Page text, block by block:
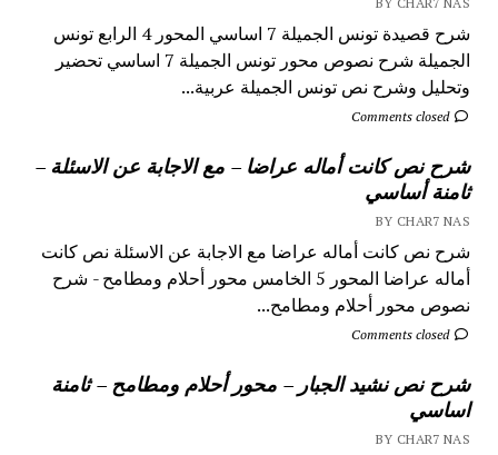
شرح قصيدة تونس الجميلة 7 اساسي المحور 4 الرابع تونس
الجميلة شرح نصوص محور تونس الجميلة 7 اساسي تحضير
وتحليل وشرح نص تونس الجميلة عربية...
Comments closed
شرح نص كانت أماله عراضا – مع الاجابة عن الاسئلة –
ثامنة أساسي
BY CHAR7 NAS
شرح نص كانت أماله عراضا مع الاجابة عن الاسئلة نص كانت
أماله عراضا المحور 5 الخامس محور أحلام ومطامح - شرح
نصوص محور أحلام ومطامح...
Comments closed
شرح نص نشيد الجبار – محور أحلام ومطامح – ثامنة
اساسي
BY CHAR7 NAS